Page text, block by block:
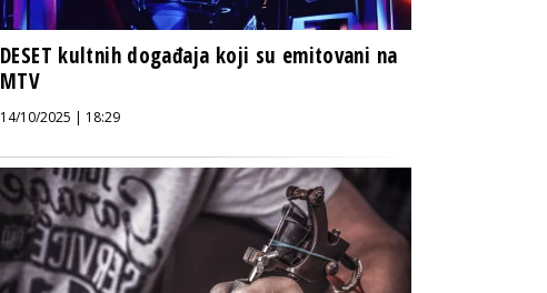
DESET kultnih događaja koji su emitovani na
MTV
14/10/2025 | 18:29